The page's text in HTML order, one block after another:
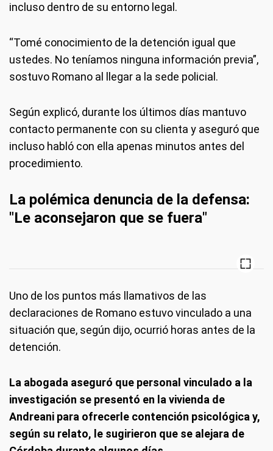
incluso dentro de su entorno legal.
“Tomé conocimiento de la detención igual que
ustedes. No teníamos ninguna información previa”,
sostuvo Romano al llegar a la sede policial.
Según explicó, durante los últimos días mantuvo
contacto permanente con su clienta y aseguró que
incluso habló con ella apenas minutos antes del
procedimiento.
La polémica denuncia de la defensa:
"Le aconsejaron que se fuera"
Uno de los puntos más llamativos de las
declaraciones de Romano estuvo vinculado a una
situación que, según dijo, ocurrió horas antes de la
detención.
La abogada aseguró que personal vinculado a la
investigación se presentó en la vivienda de
Andreani para ofrecerle contención psicológica y,
según su relato, le sugirieron que se alejara de